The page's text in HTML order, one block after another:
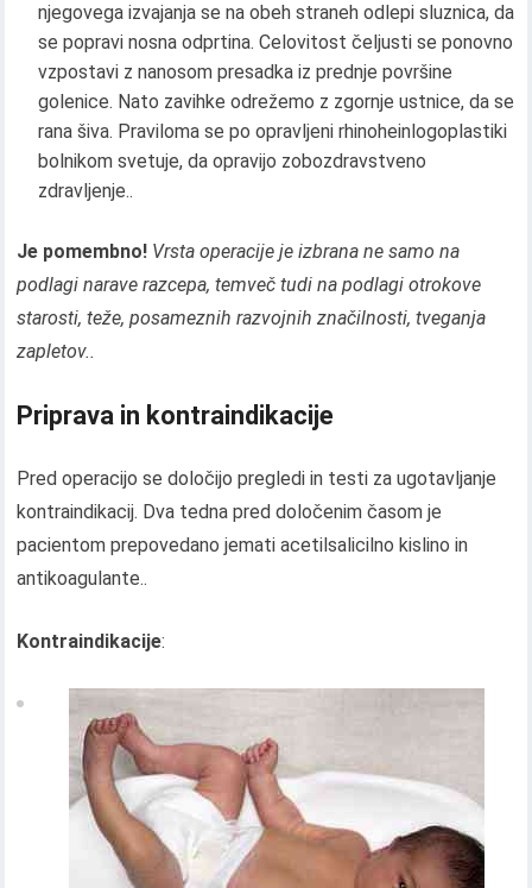
njegovega izvajanja se na obeh straneh odlepi sluznica, da
se popravi nosna odprtina. Celovitost čeljusti se ponovno
vzpostavi z nanosom presadka iz prednje površine
golenice. Nato zavihke odrežemo z zgornje ustnice, da se
rana šiva. Praviloma se po opravljeni rhinoheinlogoplastiki
bolnikom svetuje, da opravijo zobozdravstveno
zdravljenje..
Je pomembno! Vrsta operacije je izbrana ne samo na
podlagi narave razcepa, temveč tudi na podlagi otrokove
starosti, teže, posameznih razvojnih značilnosti, tveganja
zapletov..
Priprava in kontraindikacije
Pred operacijo se določijo pregledi in testi za ugotavljanje
kontraindikacij. Dva tedna pred določenim časom je
pacientom prepovedano jemati acetilsalicilno kislino in
antikoagulante..
Kontraindikacije: